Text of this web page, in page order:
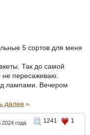
5 сортов для меня
Так до самой
не пересаживаю.
лампами. Вечером
далее»
2024 года 1241
1